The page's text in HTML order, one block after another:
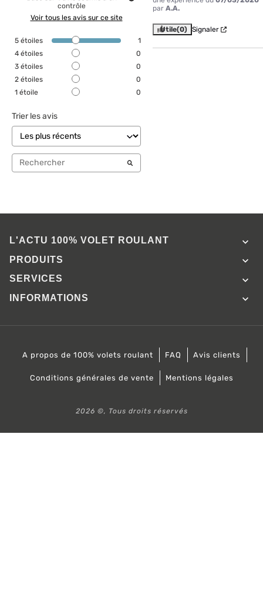
contrôle
Voir tous les avis sur ce site
5 étoiles
1
4 étoiles
0
3 étoiles
0
2 étoiles
0
1 étoile 0
Trier les avis
par A.A.
Utile(0) Signaler
L'ACTU 100%VOLET ROULANT 
PRODUITS 
SERVICES 
INFORMATIONS 
A propos de 100% volets roulant FAQ Avis clients
Conditions générales de vente Mentions légales
2026 ©, Tous droits réservés